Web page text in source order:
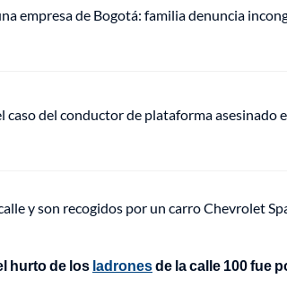
empresa de Bogotá: familia denuncia
del conductor de plataforma asesinado
y son recogidos por un carro Chevrolet
hurto de los ladronesde la calle 100 fue